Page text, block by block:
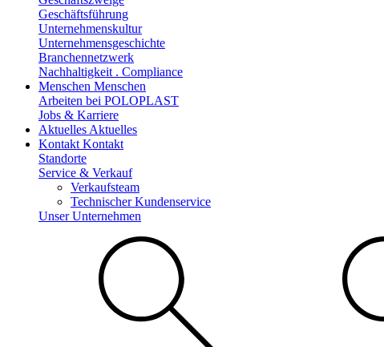
Geschäftsführung
Unternehmenskultur
Unternehmensgeschichte
Branchennetzwerk
Nachhaltigkeit . Compliance
Menschen Menschen
Arbeiten bei POLOPLAST
Jobs & Karriere
Aktuelles Aktuelles
Kontakt Kontakt
Standorte
Service & Verkauf
Verkaufsteam
Technischer Kundenservice
Unser Unternehmen